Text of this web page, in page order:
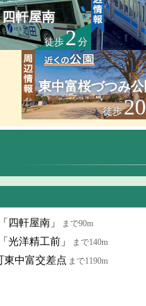
四軒屋南
徒歩2分
東中富桜づつみ
徒歩20
「四軒屋南」
まで90m
「光洋精工前」 まで140m
東中富交差点 まで1190m